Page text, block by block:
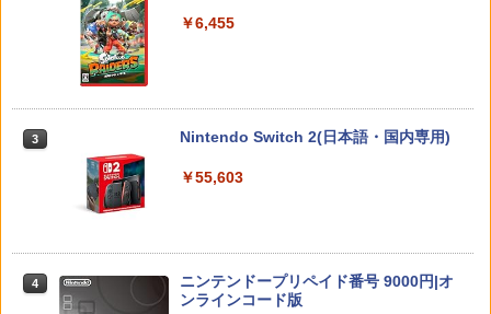
￥7,900
3
【8/05.8/10限定！お買い物マラソン×5の
つく日｜ポイント最大49.5倍】【新品未
開封】バイオハザード レクイエム 通常
ターパック全国送料無料
【特典】ドラゴンクエストVII Reimagin
￥6,080
3
【特典】BLUE REFLECTION Quartet:
少女たちのキセキ PS5版(【早期購入特
典】特別フォトフレーム「Quartet」)
￥6,350
版(【早期購入同梱特典】「STEINS;GAT
E 変移空間のオクテット」DLC)
￥3,500
3 【中古】ファイナルファンタジーIV
4
ゲーム機 本体 脳を鍛える大人の娯楽ゲ
ーム 4タイトル収録 HDMI 差すだけ ワイ
ヤレスコントローラー 付き 麻雀 将棋 脳
トレ ゲーム イーハトーヴォ物語 サラブ
￥6,455
3 Nintendo Switch 2(日本語・国内専用)
￥55,603
4
ニンテンドープリペイド番号 9000円|オ
ンラインコード版